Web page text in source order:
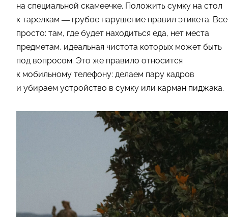
на специальной скамеечке. Положить сумку на стол
к тарелкам — грубое нарушение правил этикета. Все
просто: там, где будет находиться еда, нет места
предметам, идеальная чистота которых может быть
под вопросом. Это же правило относится
к мобильному телефону: делаем пару кадров
и убираем устройство в сумку или карман пиджака.